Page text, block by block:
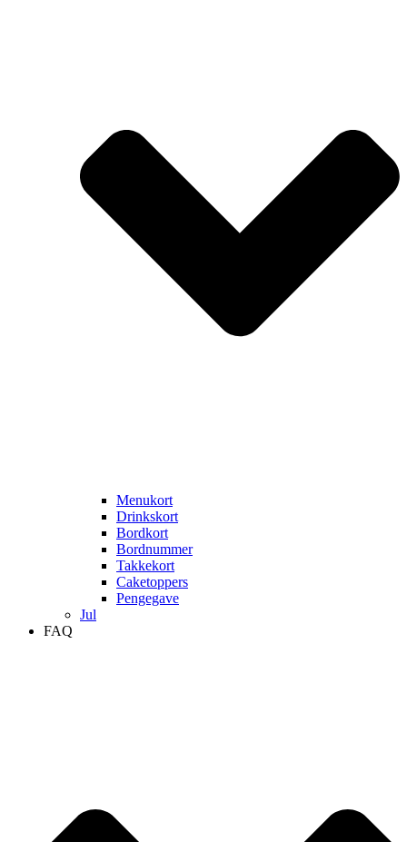
Menukort
Drinkskort
Bordkort
Bordnummer
Takkekort
Caketoppers
Pengegave
Jul
FAQ